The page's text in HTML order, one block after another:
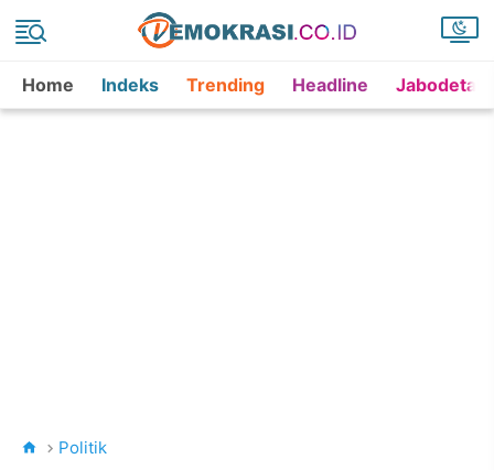
Home Indeks Trending Headline
Politik